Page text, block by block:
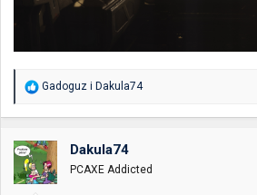
R
a
o
v
a
n
Gadoguz i Dakula74
Dakula74
PCAXE Addicted